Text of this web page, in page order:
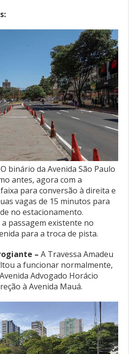
O binário da Avenida São Paulo
antes, agora com a
para conversão à direita e
vagas de 15 minutos para
no estacionamento.
passagem existente no
para a troca de pista.
– A Travessa Amadeu
a funcionar normalmente,
Advogado Horácio
à Avenida Mauá.